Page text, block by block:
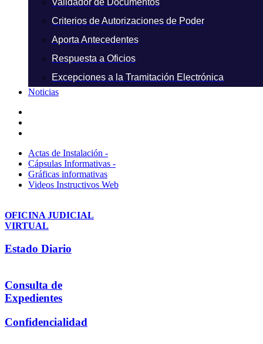
Validador de Documentos
Criterios de Autorizaciones de Poder
Aporta Antecedentes
Respuesta a Oficios
Excepciones a la Tramitación Electrónica
Noticias
Actas de Instalación -
Cápsulas Informativas -
Gráficas informativas
Videos Instructivos Web
OFICINA JUDICIAL
VIRTUAL
Estado Diario
Consulta de
Expedientes
Confidencialidad